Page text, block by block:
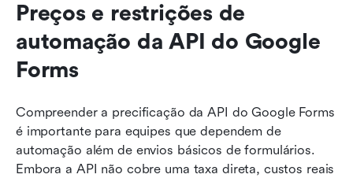
Preços e restrições de
automação da API do Google
Forms
Compreender a precificação da API do Google Forms
é importante para equipes que dependem de
automação além de envios básicos de formulários.
Embora a API não cobre uma taxa direta, custos reais